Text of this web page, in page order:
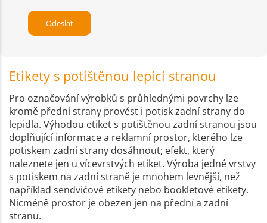
Etikety s potištěnou lepící stranou
Pro označování výrobků s průhlednými povrchy lze
kromě přední strany provést i potisk zadní strany do
lepidla. Výhodou etiket s potištěnou zadní stranou jsou
doplňující informace a reklamní prostor, kterého lze
potiskem zadní strany dosáhnout; efekt, který
naleznete jen u vícevrstvých etiket. Výroba jedné vrstvy
s potiskem na zadní straně je mnohem levnější, než
například sendvičové etikety nebo bookletové etikety.
Nicméně prostor je obezen jen na přední a zadní
stranu.